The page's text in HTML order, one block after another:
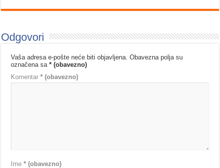
Odgovori
Vaša adresa e-pošte neće biti objavljena. Obavezna polja su
označena sa* (obavezno)
Komentar* (obavezno)
Ime* (obavezno)